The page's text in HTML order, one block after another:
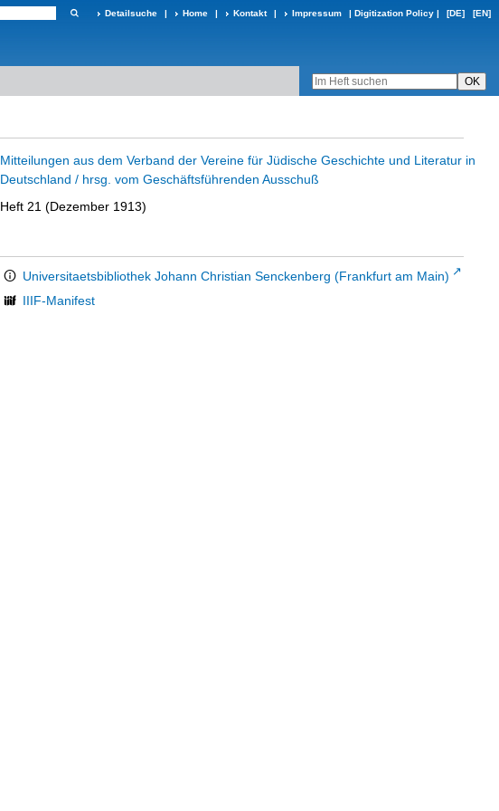
Detailsuche | Home | Kontakt | Impressum | Digitization Policy | [DE] [EN]
Mitteilungen aus dem Verband der Vereine für Jüdische Geschichte und Literatur in
Deutschland / hrsg. vom Geschäftsführenden Ausschuß
Heft 21 (Dezember 1913)
Universitaetsbibliothek Johann Christian Senckenberg (Frankfurt am Main)
IIIF-Manifest